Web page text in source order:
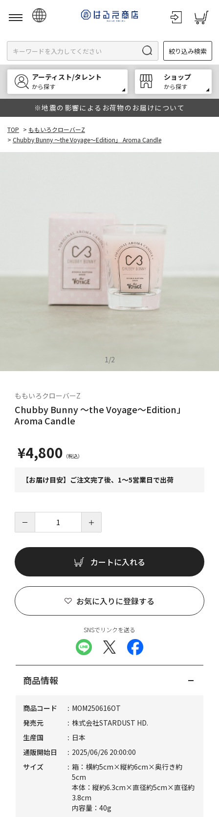
English
한국어
中文
絞り込み検索
アーティスト/タレント
から探す
ショップ
から探す
※地震の影響によるお荷物のお届けについて
TOP > ももいろクローバーZ
> Chubby Bunny ～the Voyage～Edition」 Aroma Candle
1/2
ももいろクローバーZ
Chubby Bunny ～the Voyage～Edition」
Aroma Candle
¥4,800
【お届け目安】ご注文完了後、1～5営業日で出荷
－ ＋
カートに入れる
お気に入りに登録する
SNSでリンクを送る
商品情報
商品コード
MOM250616OT
発売元
株式会社STARDUST HD.
生産国
日本
通販開始日
2025/06/26 20:00:00
サイズ
箱：横約5cm×縦約6cm×奥行き約
5cm
本体：縦約6.3cm×直径約5cm×直径約
3.8cm
内容量：40g